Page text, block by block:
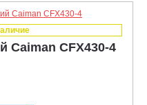
Caiman CFX430-4